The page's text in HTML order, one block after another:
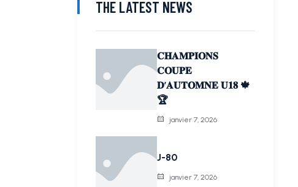
THE LATEST NEWS
𝐂𝐇𝐀𝐌𝐏𝐈𝐎𝐍𝐒
𝐂𝐎𝐔𝐏𝐄
𝐃’𝐀𝐔𝐓𝐎𝐌𝐍𝐄 𝐔𝟏𝟖 🍁
🏆
janvier 7, 2026
J-80
janvier 7, 2026